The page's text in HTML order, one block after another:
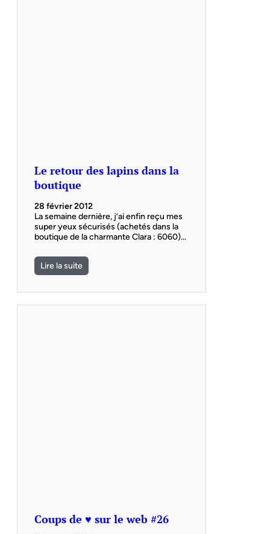
Le retour des lapins dans la
boutique
28 février 2012
La semaine dernière, j’ai enfin reçu mes
super yeux sécurisés (achetés dans la
boutique de la charmante Clara : 6060)…
Lire la suite
Coups de ♥ sur le web #26